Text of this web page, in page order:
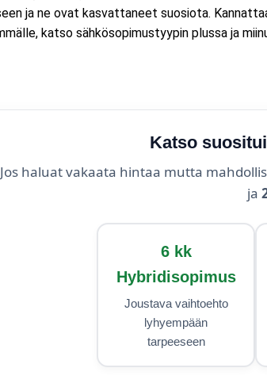
ja ne ovat kasvattaneet suosiota.
katso sähkösopimustyypin plussa ja
Katso
Jos haluat vakaata hintaa mutta
ja
6 kk
Hybridisopimus
Joustava vaihtoehto
lyhyempään
tarpeeseen